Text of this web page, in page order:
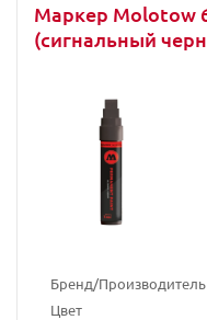
Маркер Molotow
(сигнальный
Бренд/Производитель
Цвет